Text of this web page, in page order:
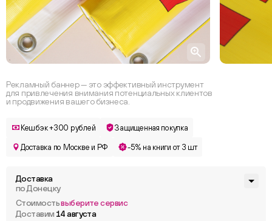
Рекламный баннер — это эффективный инструмент
для привлечения внимания потенциальных клиентов
и продвижения вашего бизнеса.
Кешбэк +300 рублей Защищенная покупка
Доставка по Москве и РФ -5% на книги от 3 шт
Доставка
по Донецку
Стоимостьвыберите сервис
Доставим 14 августа